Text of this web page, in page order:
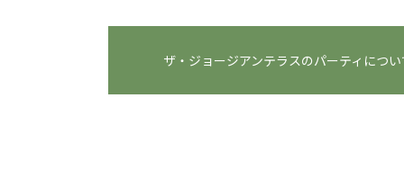
ザ・ジョージアンテラスのパーティにつ